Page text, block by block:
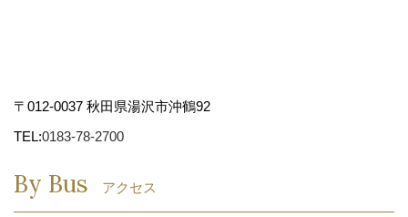
〒012-0037 秋田県湯沢市沖鶴92
TEL:0183-78-2700
By Bus アクセス